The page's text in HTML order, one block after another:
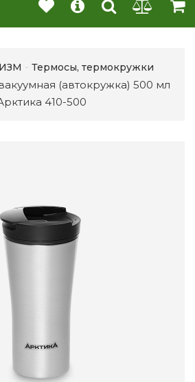
Термосы, термокружки
(автокружка) 500 мл
410-500